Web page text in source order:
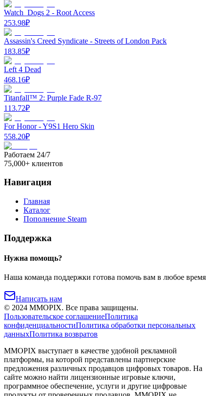
Watch_Dogs 2 - Root Access
253.98₽
Assassin's Creed Syndicate - Streets of London Pack
183.85₽
Left 4 Dead
468.16₽
Titanfall™ 2: Purple Fade R-97
113.72₽
For Honor - Y9S1 Hero Skin
558.20₽
Работаем 24/7
75,000+ клиентов
Навигация
Главная
Каталог
Пополнение Steam
Поддержка
Нужна помощь?
Наша команда поддержки готова помочь вам в любое время
Написать нам
© 2024 MMOPIX. Все права защищены.
Пользовательское соглашениеПолитика
конфиденциальностиПолитика обработки персональных
данныхПолитика возвратов
MMOPIX выступает в качестве удобной рекламной
платформы, на которой представлены партнерские
предложения различных продавцов цифровых товаров. На
сайте можно найти лицензионные игровые ключи,
программное обеспечение, услуги и другие цифровые